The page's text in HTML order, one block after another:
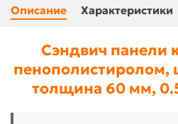
Описание Характеристики
Сэндвич панели
пенополистиролом,
толщина 60 мм,